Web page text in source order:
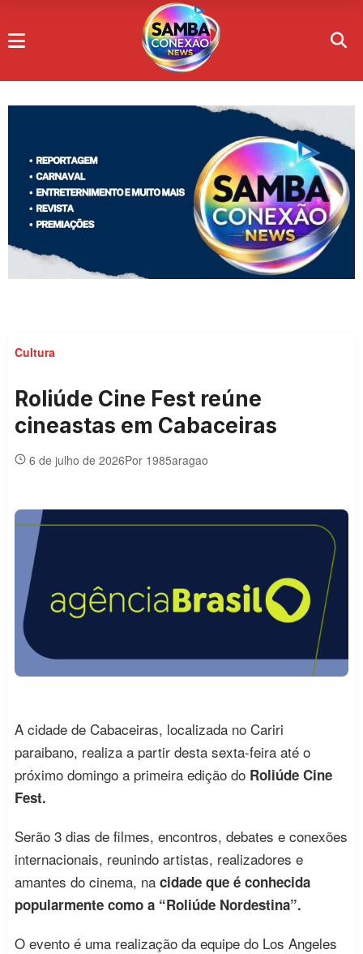
Cultura
Roliúde Cine Fest reúne
cineastas em Cabaceiras
6 de julho de 2026Por 1985aragao
A cidade de Cabaceiras, localizada no Cariri
paraibano, realiza a partir desta sexta-feira até o
próximo domingo a primeira edição do Roliúde Cine
Fest.
Serão 3 dias de filmes, encontros, debates e conexões
internacionais, reunindo artistas, realizadores e
amantes do cinema, na cidade que é conhecida
popularmente como a “Roliúde Nordestina”.
O evento é uma realização da equipe do Los Angeles